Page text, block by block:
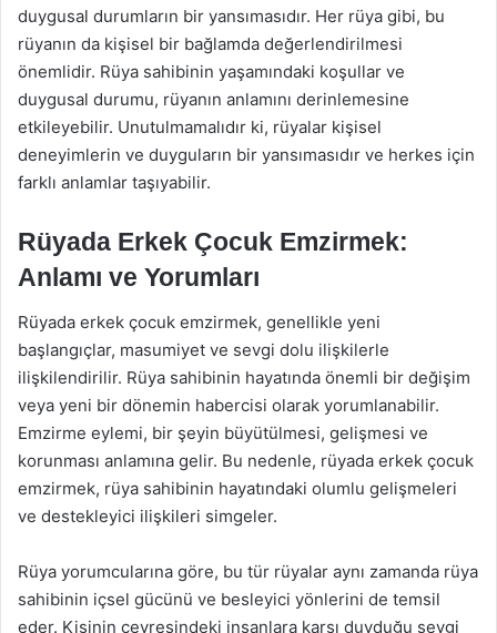
duygusal durumların bir yansımasıdır. Her rüya gibi, bu
rüyanın da kişisel bir bağlamda değerlendirilmesi
önemlidir. Rüya sahibinin yaşamındaki koşullar ve
duygusal durumu, rüyanın anlamını derinlemesine
etkileyebilir. Unutulmamalıdır ki, rüyalar kişisel
deneyimlerin ve duyguların bir yansımasıdır ve herkes için
farklı anlamlar taşıyabilir.
Rüyada Erkek Çocuk Emzirmek:
Anlamı ve Yorumları
Rüyada erkek çocuk emzirmek, genellikle yeni
başlangıçlar, masumiyet ve sevgi dolu ilişkilerle
ilişkilendirilir. Rüya sahibinin hayatında önemli bir değişim
veya yeni bir dönemin habercisi olarak yorumlanabilir.
Emzirme eylemi, bir şeyin büyütülmesi, gelişmesi ve
korunması anlamına gelir. Bu nedenle, rüyada erkek çocuk
emzirmek, rüya sahibinin hayatındaki olumlu gelişmeleri
ve destekleyici ilişkileri simgeler.
Rüya yorumcularına göre, bu tür rüyalar aynı zamanda rüya
sahibinin içsel gücünü ve besleyici yönlerini de temsil
eder. Kişinin çevresindeki insanlara karşı duyduğu sevgi